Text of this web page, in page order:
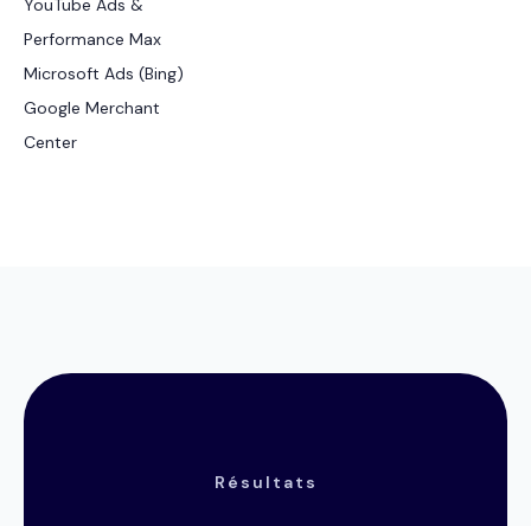
YouTube Ads &
Performance Max
Microsoft Ads (Bing)
Google Merchant
Center
Résultats